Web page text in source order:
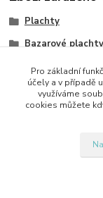
Plachty
Bazarové plachty
Pro základní
účely a v případě
využíváme
cookies můžete